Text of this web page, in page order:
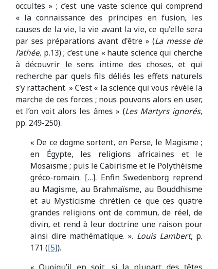
occultes » ; c’est une vaste science qui comprend
« la connaissance des principes en fusion, les
causes de la vie, la vie avant la vie, ce qu'elle sera
par ses préparations avant d'être » (La messe de
l’athée, p.13) ; c’est une « haute science qui cherche
à découvrir le sens intime des choses, et qui
recherche par quels fils déliés les effets naturels
s’y rattachent. » C’est « la science qui vous révèle la
marche de ces forces ; nous pouvons alors en user,
et l’on voit alors les âmes » (Les Martyrs ignorés,
pp. 249-250).
« De ce dogme sortent, en Perse, le Magisme ;
en Égypte, les religions africaines et le
Mosaïsme ; puis le Cabirisme et le Polythéisme
gréco-romain. […]. Enfin Swedenborg reprend
au Magisme, au Brahmaïsme, au Bouddhisme
et au Mysticisme chrétien ce que ces quatre
grandes religions ont de commun, de réel, de
divin, et rend à leur doctrine une raison pour
ainsi dire mathématique. ». Louis Lambert, p.
171 ([5]).